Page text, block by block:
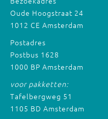
Oude Hoogstraat 24
1012 CE Amsterdam
Postadres
Postbus 1628
1000 BP Amsterdam
voor pakketten:
Tafelbergweg 51
1105 BD Amsterdam